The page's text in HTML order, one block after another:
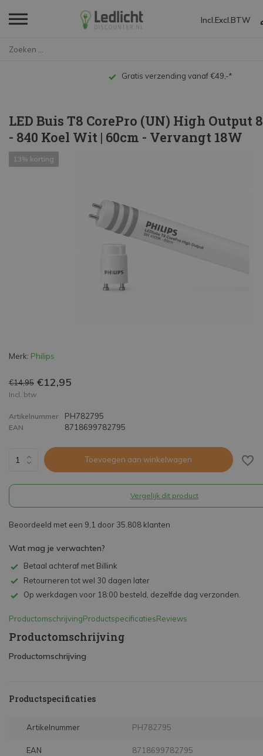
Incl. Excl. BTW
Gratis verzending vanaf €49,-*
LED Buis T8 CorePro (UN) High Output
- 840 Koel Wit | 60cm - Vervangt 18W
13% korting
Merk: Philips
€14,95 €12,95
Incl. btw
Artikelnummer PH782795
EAN 8718699782795
Toevoegen aan winkelwagen
Vergelijk dit product
Beoordeeld met een 9,1 door 35.808 klanten
Wat mag je verwachten?
Betaal achteraf met Billink
Retourneren tot wel 30 dagen later
Op werkdagen voor 18:00 besteld, dezelfde dag verzonden.
ProductomschrijvingProductspecificatiesReviews
Productomschrijving
Productomschrijving
Productspecificaties
Artikelnummer PH782795
EAN 8718699782795